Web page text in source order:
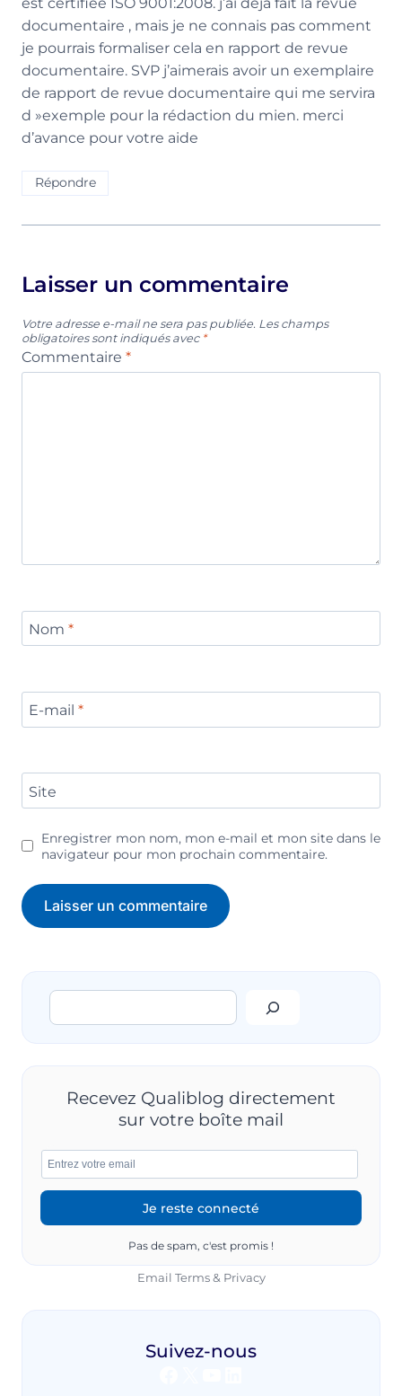
documentaire , mais je ne connais pas comment
je pourrais formaliser cela en rapport de revue
documentaire. SVP j’aimerais avoir un exemplaire
de rapport de revue documentaire qui me servira
d »exemple pour la rédaction du mien. merci
d’avance pour votre aide
Répondre
Laisser un commentaire
Votre adresse e-mail ne sera pas publiée. Les champs
obligatoires sont indiqués avec *
Commentaire *
Nom *
E-mail *
Site
Enregistrer mon nom, mon e-mail et mon site dans le
navigateur pour mon prochain commentaire.
Rechercher
Recevez Qualiblog directement
sur votre boîte mail
Pas de spam, c'est promis !
Email Terms& Privacy
Suivez-nous